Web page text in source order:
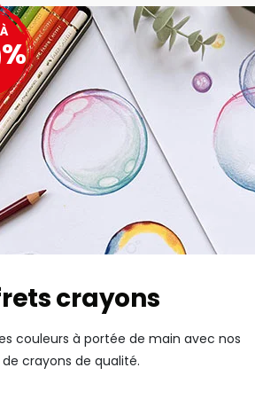
crayons
couleurs à portée de main avec nos
crayons de qualité.
%